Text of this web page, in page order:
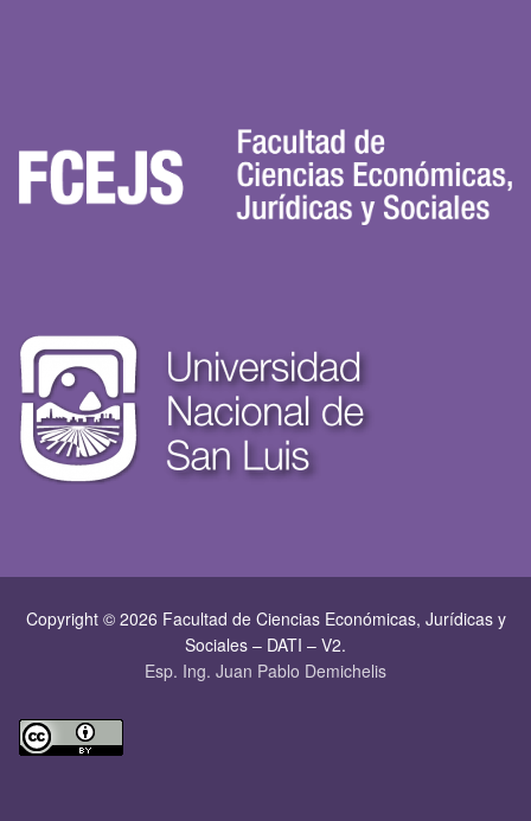
Copyright © 2026 Facultad de Ciencias Económicas, Jurí­dicas y
Sociales – DATI – V2.
Esp. Ing. Juan Pablo Demichelis